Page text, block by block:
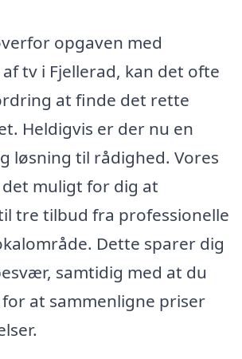
opgaven med
tv i Fjellerad, kan det ofte
at finde det rette
Heldigvis er der nu en
løsning til rådighed. Vores
muligt for dig at
tre tilbud fra professionelle
Dette sparer dig
samtidig med at du
at sammenligne priser